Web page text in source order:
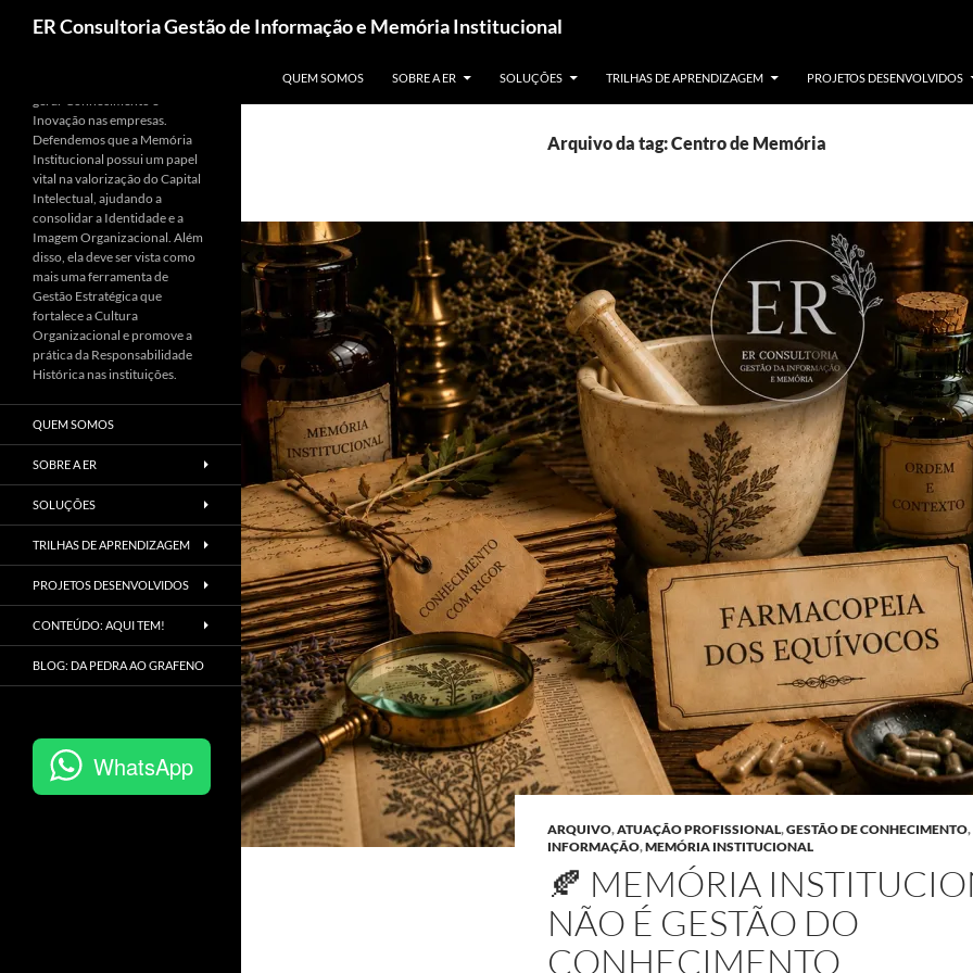
ER Consultoria Gestão de Informação e Memória Institucional
QUEM SOMOS
SOBRE A ER SOLUÇÕES TRILHAS DE APRENDIZAGEM PROJETOS DESENVOLVIDOS
Arquivo da tag: Centro de Memória
ARQUIVO,ATUAÇÃO PROFISSIONAL,GESTÃO DE CONHECIMENTO,
INFORMAÇÃO,MEMÓRIA INSTITUCIONAL
🍂 MEMÓRIA
NÃO É GESTÃO DO
CONHECIMENTO
gerar Conhecimento e
Inovação nas empresas.
Defendemos que a Memória
Institucional possui um papel
vital na valorização do Capital
Intelectual, ajudando a
consolidar a Identidade e a
Imagem Organizacional. Além
disso, ela deve ser vista como
mais uma ferramenta de
Gestão Estratégica que
fortalece a Cultura
Organizacional e promove a
prática da Responsabilidade
Histórica nas instituições.
QUEM SOMOS
SOBRE A ER
SOLUÇÕES
TRILHAS DE APRENDIZAGEM
PROJETOS DESENVOLVIDOS
CONTEÚDO: AQUI TEM!
BLOG: DA PEDRA AO GRAFENO
WhatsApp